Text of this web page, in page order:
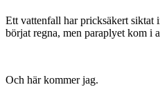
Ett vattenfall har pricksäkert siktat
börjat regna, men paraplyet kom i
Och här kommer jag.